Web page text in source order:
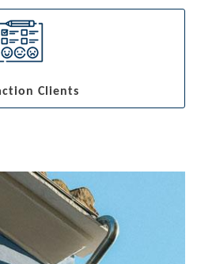
Clients